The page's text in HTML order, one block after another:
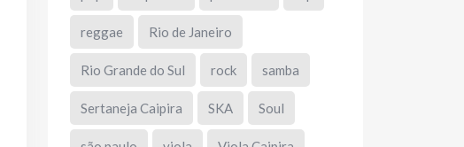
reggae Rio de Janeiro
Rio Grande do Sul rock samba
Sertaneja Caipira SKA Soul